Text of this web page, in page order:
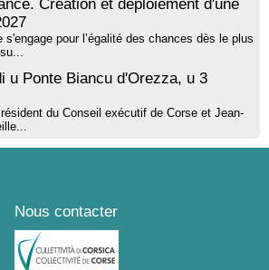
Création et déploiement d'une
s'engage pour l’égalité des chances dès le plus
u Ponte Biancu d'Orezza, u 3
du Conseil exécutif de Corse et Jean-
Nous contacter